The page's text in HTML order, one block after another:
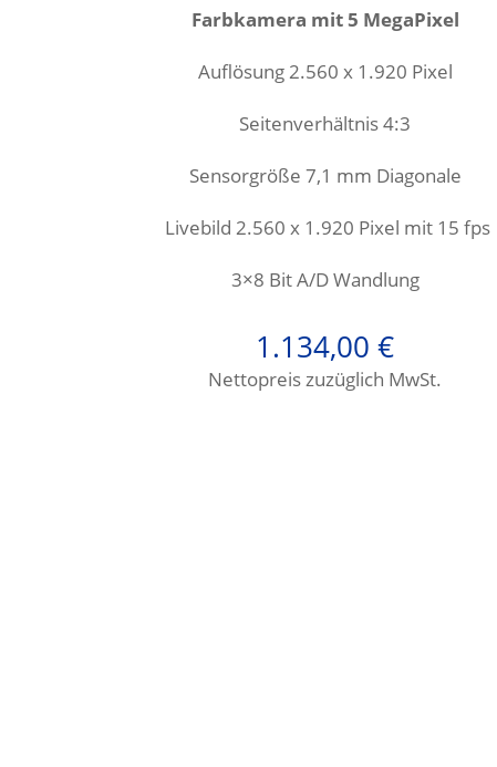
Farbkamera mit 5 MegaPixel
Auflösung 2.560 x 1.920 Pixel
Seitenverhältnis 4:3
Sensorgröße 7,1 mm Diagonale
Livebild 2.560 x 1.920 Pixel mit 15 fps
3×8 Bit A/D Wandlung
1.134,00€
Nettopreis zuzüglich MwSt.